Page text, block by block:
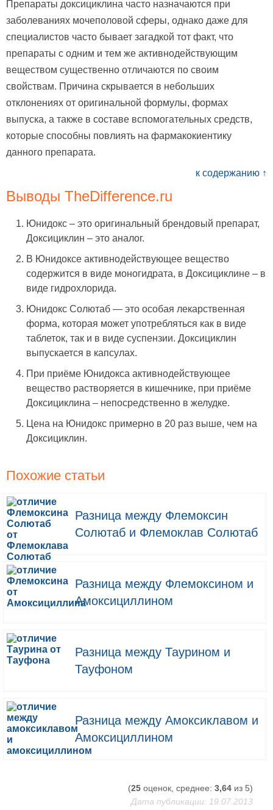
Препараты доксициклина часто назначаются при
заболеваниях мочеполовой сферы, однако даже для
специалистов часто бывает загадкой тот факт, что
препараты с одним и тем же активнодействующим
веществом существенно отличаются по своим
свойствам. Причина скрывается в небольших
отклонениях от оригинальной формулы, формах
выпуска, а также в составе вспомогательных средств,
которые способны повлиять на фармакокиентику
данного препарата.
к содержанию ↑
Выводы TheDifference.ru
Юнидокс – это оригинальный брендовый препарат,
Доксициклин – это аналог.
В Юнидоксе активнодействующее вещество
содержится в виде моногидрата, в Доксициклине – в
виде гидрохлорида.
Юнидокс Солютаб — это особая лекарственная
форма, которая может употребляться как в виде
таблеток, так и в виде суспензии. Доксициклин
выпускается в капсулах.
При приёме Юнидокса активнодействующее
вещество растворяется в кишечнике, при приёме
Доксициклина – непосредственно в желудке.
Цена на Юнидокс примерно в 20 раз выше, чем на
Доксициклин.
Похожие статьи
Разница между Флемоксин
Солютаб и Флемоклав Солютаб
Разница между Флемоксином и
Амоксициллином
Разница между Таурином и
Тауфоном
Разница между Амоксиклавом и
Амоксициллином
(25 оценок, среднее: 3,64 из 5)
Дата публикации: 19.07.2013